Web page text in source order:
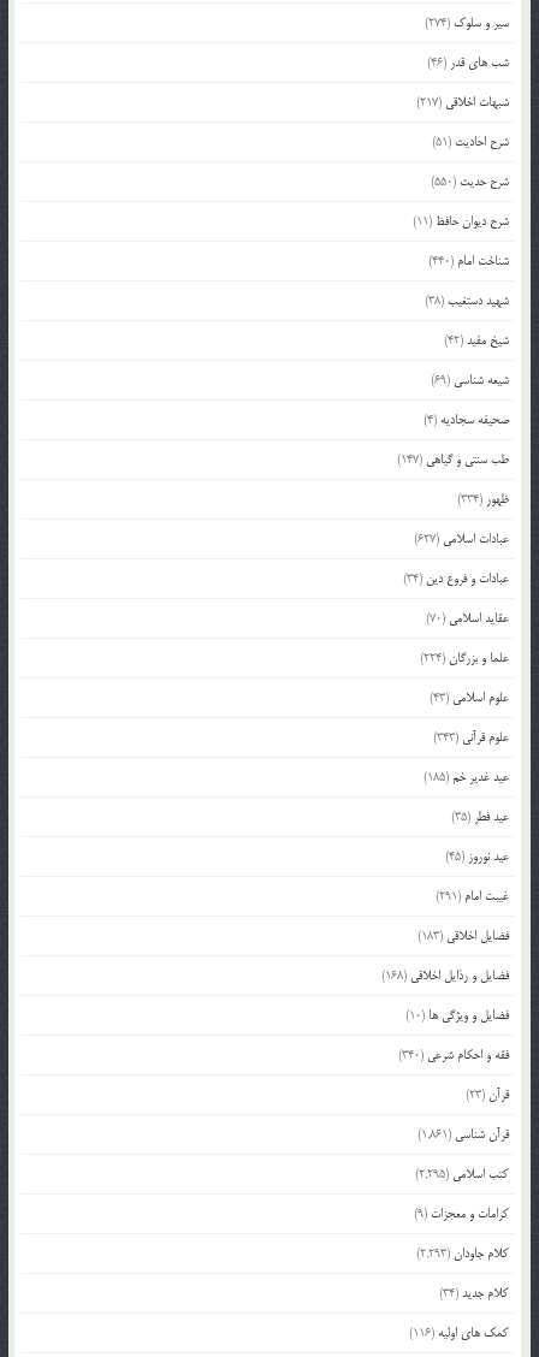
سیر و سلوک (274)
شب های قدر (46)
شبهات اخلاقی (217)
شرح احادیث (51)
شرح حدیث (550)
شرح دیوان حافظ (11)
شناخت امام (440)
شهید دستغیب(38)
شیخ مفید(42)
شیعه شناسی (69)
صحیفه سجادیه (4)
طب سنتی و گیاهی (147)
ظهور (334)
عبادات اسلامی (627)
عبادات و فروع دین (34)
عقاید اسلامی (70)
علما و بزرگان(224)
علوم اسلامی (43)
علوم قرآنی (343)
عید غدیر خم(185)
عید فطر (35)
عید نوروز (45)
غیبت امام (291)
فضایل اخلاقی (183)
فضایل و رذایل اخلاقی (168)
فضایل و ویژگی ها (10)
فقه و احکام شرعی (340)
قرآن(23)
قرآن شناسی (1,861)
کتب اسلامی (2,295)
کرامات و معجزات (9)
کلام جاودان(2,293)
کلام جدید(34)
کمک های اولیه (116)